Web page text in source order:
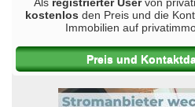
kostenlos den Preis und die
Immobilien auf
Preis und